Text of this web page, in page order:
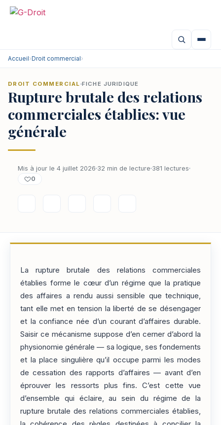
Accueil›Droit commercial›
DROIT COMMERCIAL FICHE JURIDIQUE
Rupture brutale des relations
commerciales établies: vue
générale
Mis à jour le 4 juillet 2026 32 min de lecture 381 lectures
0
La rupture brutale des relations commerciales
établies forme le cœur d’un régime que la pratique
des affaires a rendu aussi sensible que technique,
tant elle met en tension la liberté de se désengager
et la confiance née d’un courant d’affaires durable.
Saisir ce mécanisme suppose d’en cerner d’abord la
physionomie générale — sa logique, ses fondements
et la place singulière qu’il occupe parmi les modes
de cessation des rapports d’affaires — avant d’en
éprouver les ressorts plus fins. C’est cette vue
d’ensemble qui éclaire, au sein du régime de la
rupture brutale des relations commerciales établies,